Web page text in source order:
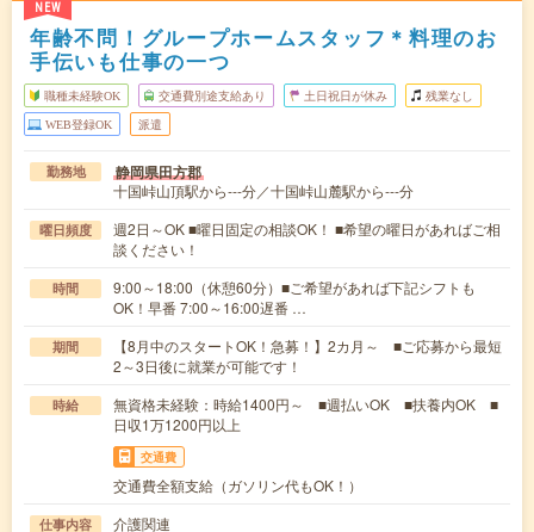
NEW
年齢不問！グループホームスタッフ＊料理のお
手伝いも仕事の一つ
職種未経験OK 交通費別途支給あり 土日祝日が休み 残業なし
WEB登録OK 派遣
勤務地 静岡県田方郡
十国峠山頂駅から---分／十国峠山麓駅から---分
曜日頻度
週2日～OK ■曜日固定の相談OK！ ■希望の曜日があればご相
談ください！
時間
9:00～18:00（休憩60分）■ご希望があれば下記シフトも
OK！早番 7:00～16:00遅番 …
期間
【8月中のスタートOK！急募！】2カ月～ ■ご応募から最短
2～3日後に就業が可能です！
時給
無資格未経験：時給1400円～ ■週払いOK ■扶養内OK ■
日収1万1200円以上
交通費
交通費全額支給（ガソリン代もOK！）
仕事内容 介護関連